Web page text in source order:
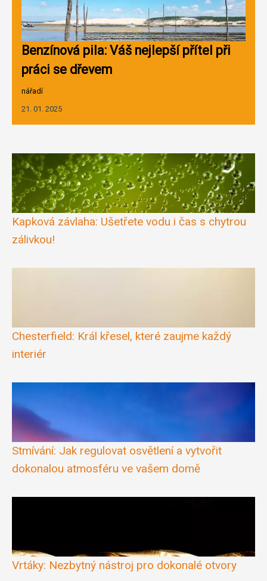
Benzínová pila: Váš nejlepší přítel při
práci se dřevem
nářadí
21. 01. 2025
Kapková závlaha: Ušetřete vodu i čas s chytrou
zálivkou!
Chesterfield: Král křesel, které zaujme každý
interiér
Stmívání: Jak regulovat osvětlení a vytvořit
dokonalou atmosféru ve vašem domě
Vrtáky: Nezbytný nástroj pro dokonalé otvory